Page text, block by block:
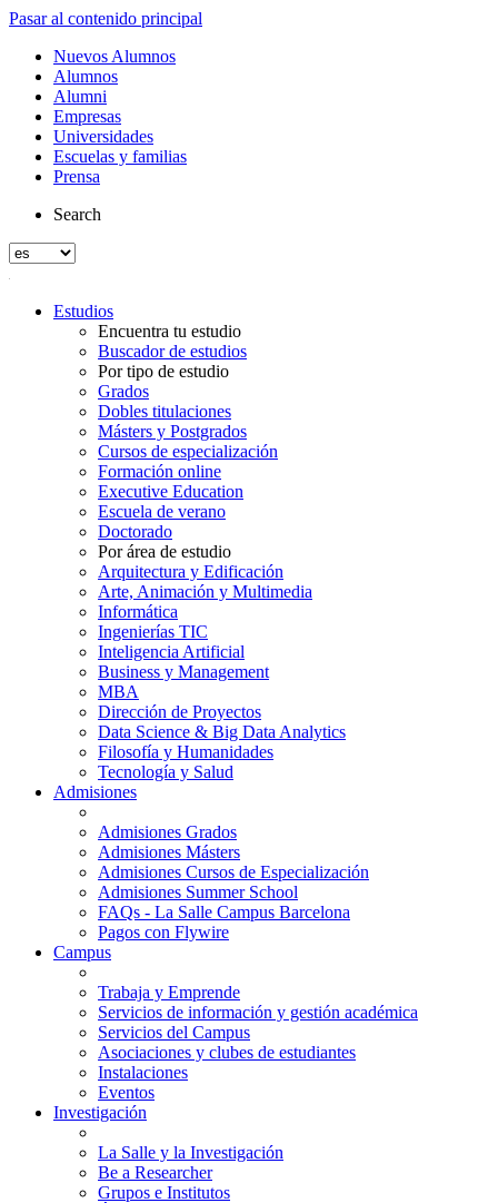
Pasar al contenido principal
Nuevos Alumnos
Alumnos
Alumni
Empresas
Universidades
Escuelas y familias
Prensa
Search
Estudios
Encuentra tu estudio
Buscador de estudios
Por tipo de estudio
Grados
Dobles titulaciones
Másters y Postgrados
Cursos de especialización
Formación online
Executive Education
Escuela de verano
Doctorado
Por área de estudio
Arquitectura y Edificación
Arte, Animación y Multimedia
Informática
Ingenierías TIC
Inteligencia Artificial
Business y Management
MBA
Dirección de Proyectos
Data Science & Big Data Analytics
Filosofía y Humanidades
Tecnología y Salud
Admisiones
Admisiones Grados
Admisiones Másters
Admisiones Cursos de Especialización
Admisiones Summer School
FAQs - La Salle Campus Barcelona
Pagos con Flywire
Campus
Trabaja y Emprende
Servicios de información y gestión académica
Servicios del Campus
Asociaciones y clubes de estudiantes
Instalaciones
Eventos
Investigación
La Salle y la Investigación
Be a Researcher
Grupos e Institutos